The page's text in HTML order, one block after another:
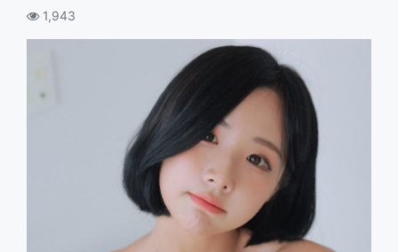
컨텐츠 정보
1,943